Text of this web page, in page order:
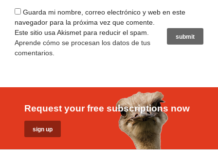
Guarda mi nombre, correo electrónico y web en este
navegador para la próxima vez que comente.
Este sitio usa Akismet para reducir el spam.
Aprende cómo se procesan los datos de tus
comentarios.
Request your free subscriptions now